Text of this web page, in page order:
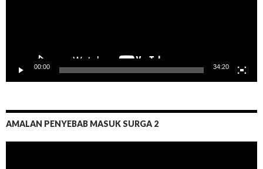
00:00 34:20
AMALAN PENYEBAB MASUK SURGA 2